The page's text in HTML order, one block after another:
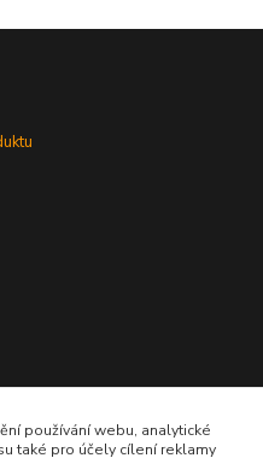
používání webu, analytické
také pro účely cílení reklamy